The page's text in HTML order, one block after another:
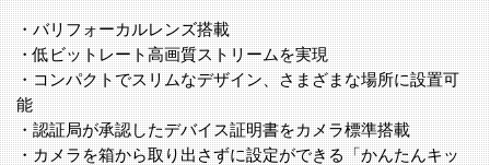
・バリフォーカルレンズ搭載
・低ビットレート高画質ストリームを実現
・コンパクトでスリムなデザイン、さまざまな場所に設置可
能
・認証局が承認したデバイス証明書をカメラ標準搭載
・カメラを箱から取り出さずに設定ができる「かんたんキッ